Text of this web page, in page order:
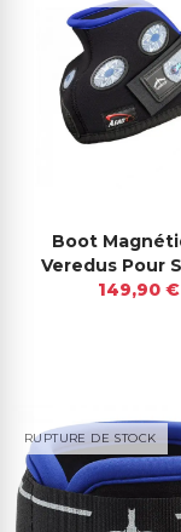
Boot
Veredus Pour
149,90 €
RUPTURE DE STOCK